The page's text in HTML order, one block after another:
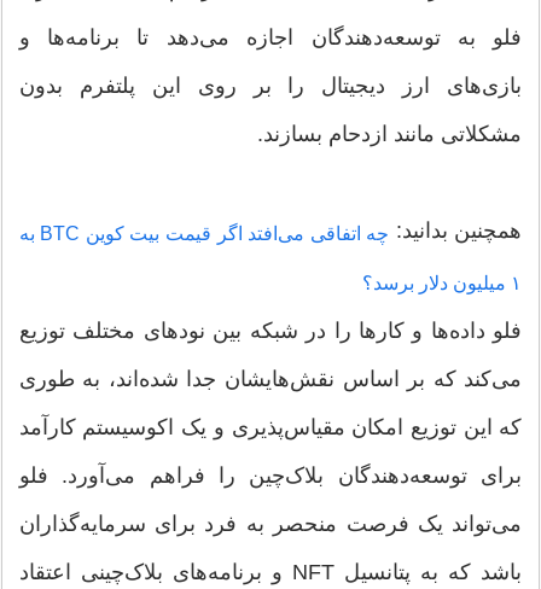
فلو به توسعه‌دهندگان اجازه می‌دهد تا برنامه‌ها و
بازی‌های ارز دیجیتال را بر روی این پلتفرم بدون
مشکلاتی مانند ازدحام بسازند.
همچنین بدانید: چه اتفاقی می‌افتد اگر قیمت بیت‌ کوین BTC به
۱ میلیون دلار برسد؟
فلو داده‌ها و کارها را در شبکه بین نودهای مختلف توزیع
می‌کند که بر اساس نقش‌هایشان جدا شده‌اند، به طوری
که این توزیع امکان مقیاس‌پذیری و یک اکوسیستم کارآمد
برای توسعه‌دهندگان بلاک‌چین را فراهم می‌آورد. فلو
می‌تواند یک فرصت منحصر به فرد برای سرمایه‌گذاران
باشد که به پتانسیل NFT و برنامه‌های بلاک‌چینی اعتقاد